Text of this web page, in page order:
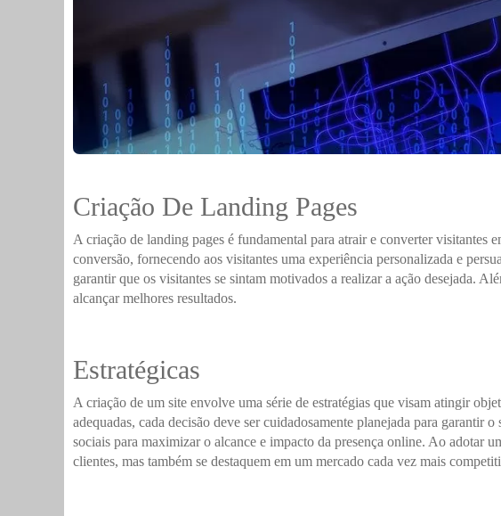
Criação De Landing Pages
A criação de landing pages é fundamental para atrair e converter visitantes
conversão, fornecendo aos visitantes uma experiência personalizada e
garantir que os visitantes se sintam motivados a realizar a ação desejada.
alcançar melhores resultados.
Estratégicas
A criação de um site envolve uma série de estratégias que visam atingir
adequadas, cada decisão deve ser cuidadosamente planejada para garantir
sociais para maximizar o alcance e impacto da presença online. Ao adotar
clientes, mas também se destaquem em um mercado cada vez mais